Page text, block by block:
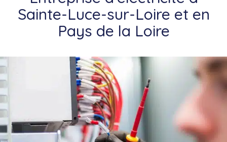
Sainte-Luce-sur-Loire et en
Pays de la Loire